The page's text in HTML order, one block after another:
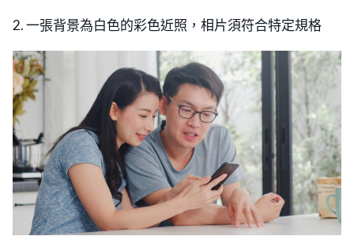
2. 一張背景為白色的彩色近照，相片須符合特定規格